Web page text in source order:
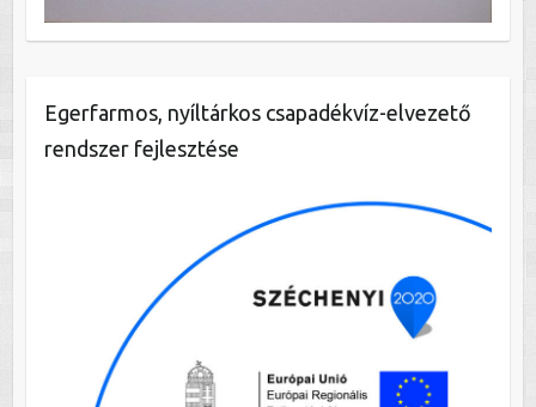
Egerfarmos, nyíltárkos csapadékvíz-elvezető
rendszer fejlesztése